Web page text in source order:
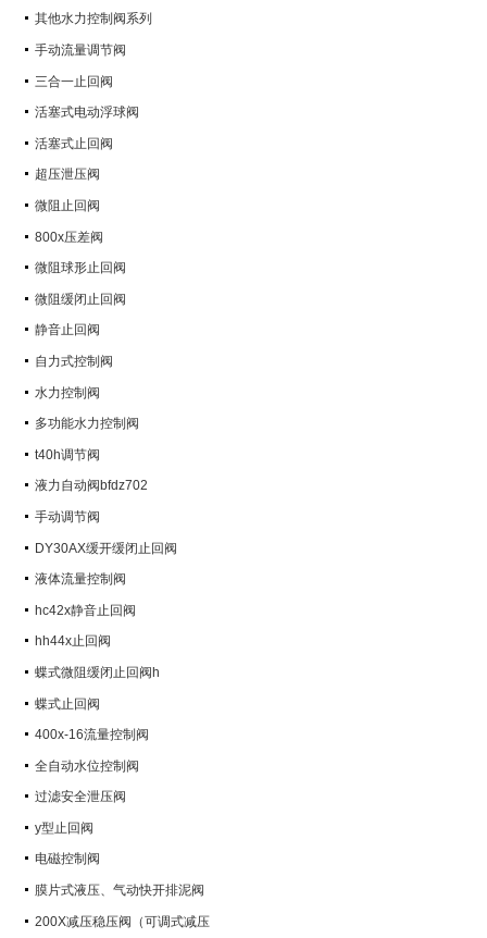
其他水力控制阀系列
手动流量调节阀
三合一止回阀
活塞式电动浮球阀
活塞式止回阀
超压泄压阀
微阻止回阀
800x压差阀
微阻球形止回阀
微阻缓闭止回阀
静音止回阀
自力式控制阀
水力控制阀
多功能水力控制阀
t40h调节阀
液力自动阀bfdz702
手动调节阀
DY30AX缓开缓闭止回阀
液体流量控制阀
hc42x静音止回阀
hh44x止回阀
蝶式微阻缓闭止回阀h
蝶式止回阀
400x-16流量控制阀
全自动水位控制阀
过滤安全泄压阀
y型止回阀
电磁控制阀
膜片式液压、气动快开排泥阀
200X减压稳压阀（可调式减压